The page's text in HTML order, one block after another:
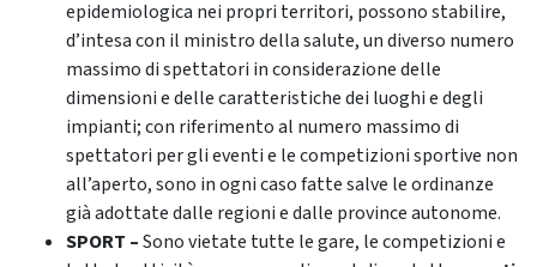
epidemiologica nei propri territori, possono stabilire,
d’intesa con il ministro della salute, un diverso numero
massimo di spettatori in considerazione delle
dimensioni e delle caratteristiche dei luoghi e degli
impianti; con riferimento al numero massimo di
spettatori per gli eventi e le competizioni sportive non
all’aperto, sono in ogni caso fatte salve le ordinanze
già adottate dalle regioni e dalle province autonome.
SPORT –Sono vietate tutte le gare, le competizioni e